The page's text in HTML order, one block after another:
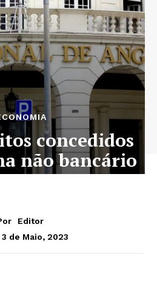
concedidos
não bancário
em 2022
Editor
3 de Maio, 2023